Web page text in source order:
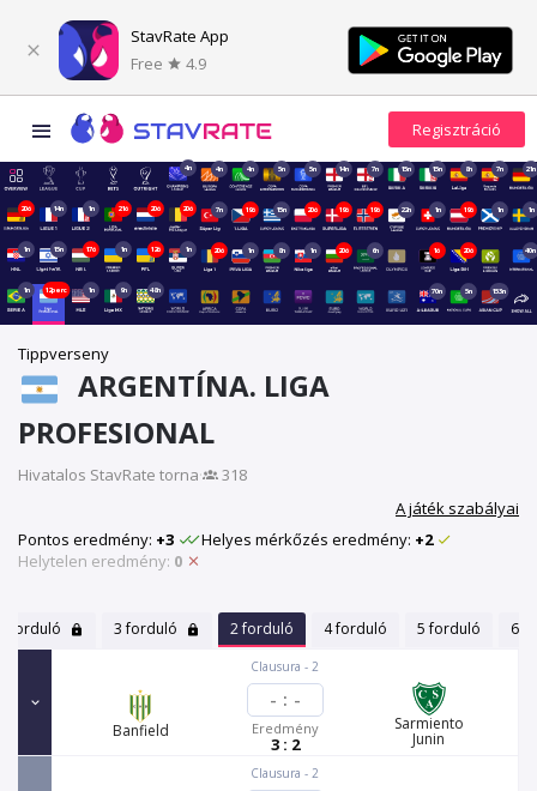
StavRate App
Free
4.9
4n 4n 4n 5n 5n 14n 7n 15n 15n 8n 7n 21n
20ó 14n 1n 21ó 20ó 20ó 7n 19ó 15n 20ó 19ó 19ó 22n 1n 19ó 1n 1n
1n 15n 17ó 1n 12ó 1n 20ó 1n 8n 1n 20ó 6n 1ó 20ó 40n
1n 12perc 1n 9n 48n 70n 5n 153n
Tippverseny
ARGENTÍNA. LIGA
PROFESIONAL
Hivatalos StavRate torna·
318
A játék szabályai
Pontos eredmény: +3 Helyes mérkőzés eredmény: +2
Helytelen eredmény: 0
forduló 3 forduló 2 forduló 4 forduló 5 forduló 6
Clausura - 2
Banfield
- : -
Eredmény
3 : 2
Sarmiento
Junin
Clausura - 2